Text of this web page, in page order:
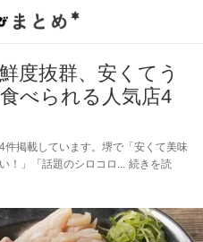
度抜群、安くてう
べられる人気店4
掲載しています。堺で「安くて美味
！」「話題のシロコロ
続きを読